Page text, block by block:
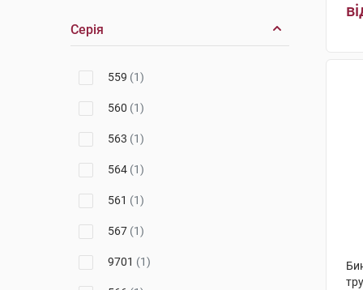
Серія
559 (1)
560 (1)
563 (1)
564 (1)
561 (1)
567 (1)
9701 (1)